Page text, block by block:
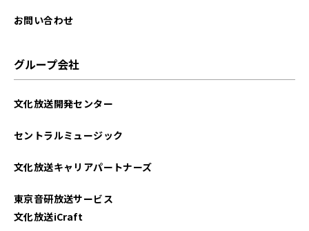
2025年04月
お問い合わせ
グループ会社
文化放送開発センター
セントラルミュージック
文化放送キャリアパートナーズ
東京音研放送サービス
文化放送iCraft